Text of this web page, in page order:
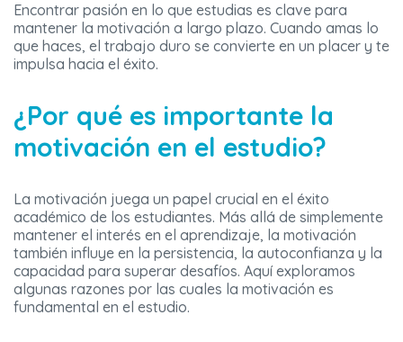
Encontrar pasión en lo que estudias es clave para
mantener la motivación a largo plazo. Cuando amas lo
que haces, el trabajo duro se convierte en un placer y te
impulsa hacia el éxito.
¿Por qué es importante la
motivación en el estudio?
La motivación juega un papel crucial en el éxito
académico de los estudiantes. Más allá de simplemente
mantener el interés en el aprendizaje, la motivación
también influye en la persistencia, la autoconfianza y la
capacidad para superar desafíos. Aquí exploramos
algunas razones por las cuales la motivación es
fundamental en el estudio.